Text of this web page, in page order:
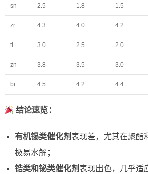
sn 2.5 1.8 1.5
zr 4.3 4.0 4.2
ti 3.0 2.5 2.0
zn 3.8 3.5 3.0
bi 4.5 4.2 4.4
结论速览：
有机锡类催化剂表现差，尤其在聚酯
极易水解；
锆类和铋类催化剂表现出色，几乎适